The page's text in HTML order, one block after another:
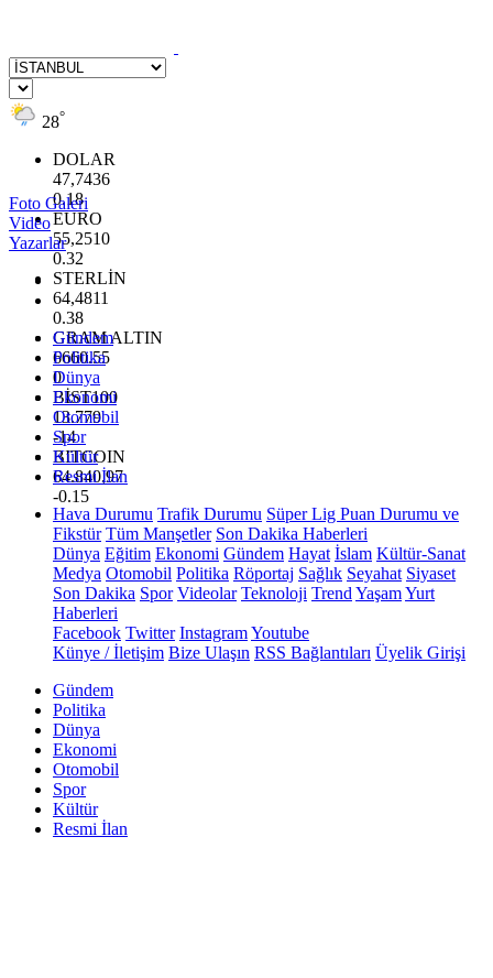
28°
DOLAR
47,7436
0.18
EURO
55,2510
0.32
STERLİN
64,4811
0.38
GRAM ALTIN
6660.55
0
BİST100
13.779
-14
BITCOIN
64.840,97
-0.15
Foto Galeri
Video
Yazarlar
Gündem
Politika
Dünya
Ekonomi
Otomobil
Spor
Kültür
Resmi İlan
Hava Durumu Trafik Durumu Süper Lig Puan Durumu ve
Fikstür Tüm Manşetler Son Dakika Haberleri
Dünya Eğitim Ekonomi Gündem Hayat İslam Kültür-Sanat
Medya Otomobil Politika Röportaj Sağlık Seyahat Siyaset
Son Dakika Spor Videolar Teknoloji Trend YaşamYurt
Haberleri
Facebook Twitter InstagramYoutube
Künye / İletişim Bize Ulaşın RSS Bağlantıları Üyelik Girişi
Gündem
Politika
Dünya
Ekonomi
Otomobil
Spor
Kültür
Resmi İlan